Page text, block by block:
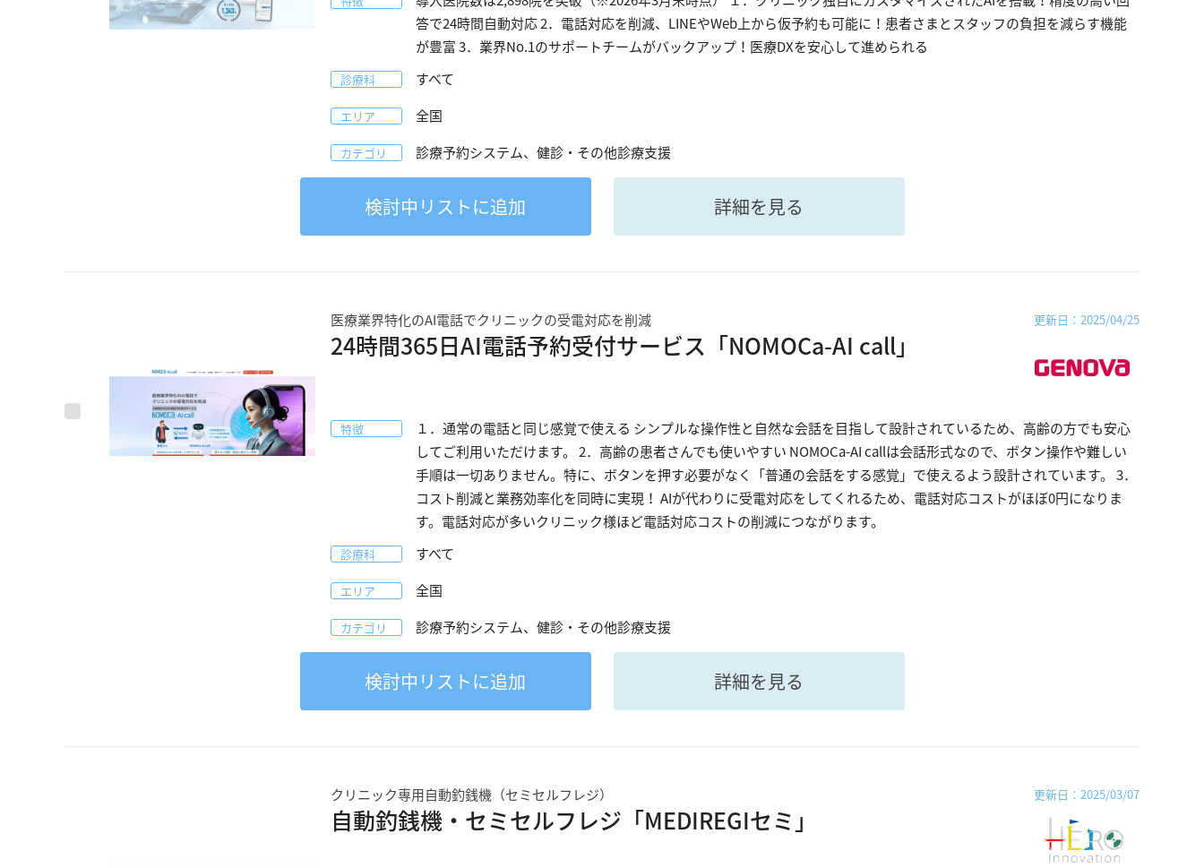
答で24時間自動対応 2．電話対応を削減、LINEやWeb上から仮予約も可能に！患者さまとスタッフの負担を減らす機能
が豊富 3．業界No.1のサポートチームがバックアップ！医療DXを安心して進められる
診療科 すべて
エリア 全国
カテゴリ 診療予約システム、健診・その他診療支援
検討中 リストに追加 詳細を見る
医療業界特化のAI電話でクリニックの受電対応を削減
24時間365日AI電話予約受付サービス「NOMOCa-AI call」
更新日：2025/04/25
特徴
１．通常の電話と同じ感覚で使える シンプルな操作性と自然な会話を目指して設計されているため、高齢の方でも安心
してご利用いただけます。 2．高齢の患者さんでも使いやすい NOMOCa-AI callは会話形式なので、ボタン操作や難しい
手順は一切ありません。特に、ボタンを押す必要がなく「普通の会話をする感覚」で使えるよう設計されています。 3．
コスト削減と業務効率化を同時に実現！ AIが代わりに受電対応をしてくれるため、電話対応コストがほぼ0円になりま
す。電話対応が多いクリニック様ほど電話対応コストの削減につながります。
診療科 すべて
エリア 全国
カテゴリ 診療予約システム、健診・その他診療支援
検討中 リストに追加 詳細を見る
クリニック専用自動釣銭機（セミセルフレジ）
自動釣銭機・セミセルフレジ「MEDIREGIセミ」
更新日：2025/03/07